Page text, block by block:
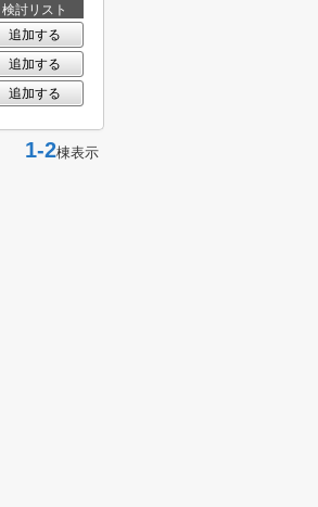
検討リスト
追加する
追加する
追加する
1-2棟表示